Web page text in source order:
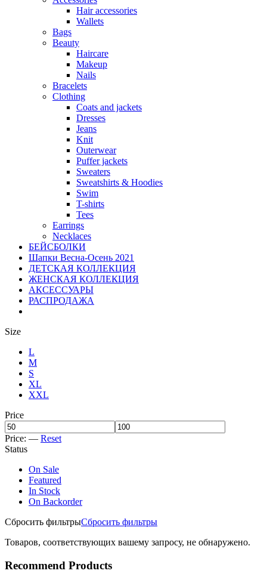
Hair accessories
Wallets
Bags
Beauty
Haircare
Makeup
Nails
Bracelets
Clothing
Coats and jackets
Dresses
Jeans
Knit
Outerwear
Puffer jackets
Sweaters
Sweatshirts & Hoodies
Swim
T-shirts
Tees
Earrings
Necklaces
БЕЙСБОЛКИ
Шапки Весна-Осень 2021
ДЕТСКАЯ КОЛЛЕКЦИЯ
ЖЕНСКАЯ КОЛЛЕКЦИЯ
АКСЕССУАРЫ
РАСПРОДАЖА
Size
L
M
S
XL
XXL
Price
Price: — Reset
Status
On Sale
Featured
In Stock
On Backorder
Сбросить фильтрыСбросить фильтры
Товаров, соответствующих вашему запросу, не обнаружено.
Recommend Products